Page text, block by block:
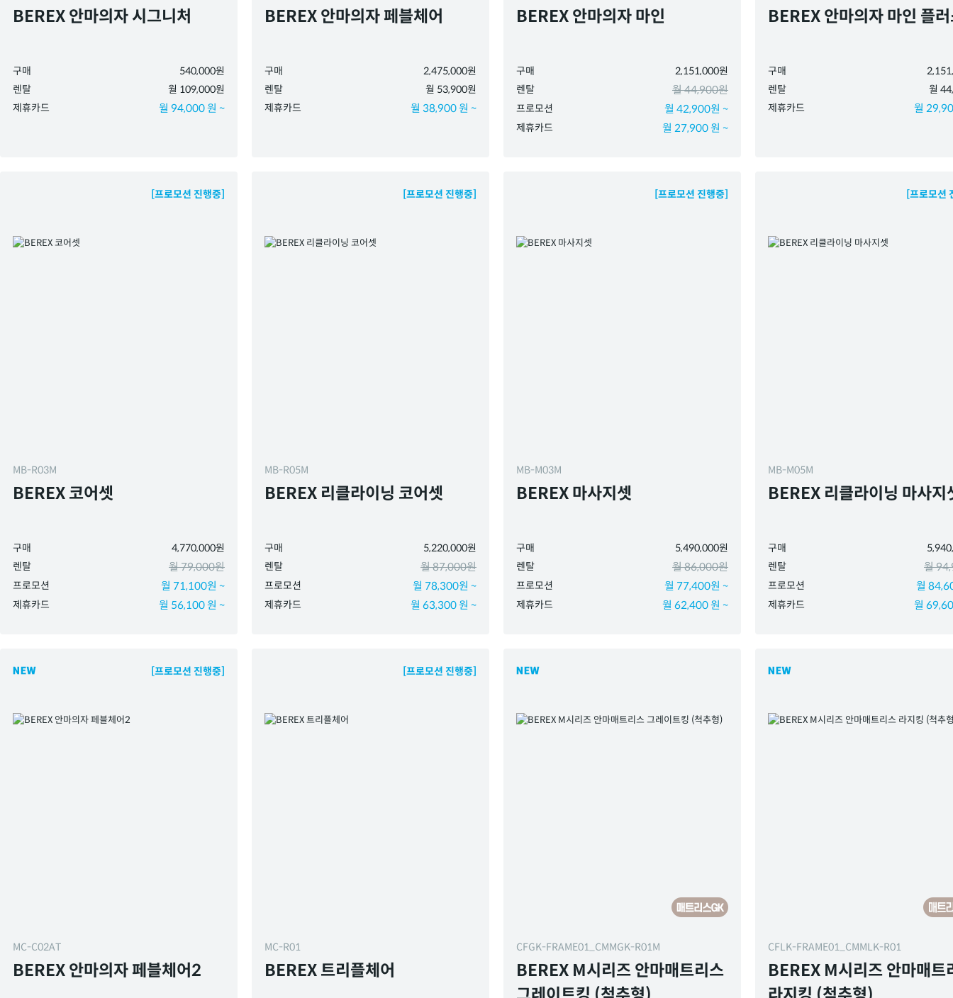
BEREX 안마의자 시그니처
구매
540,000원
렌탈
월 109,000원
제휴카드
월 94,000 원 ~
BEREX 안마의자 페블체어
구매
2,475,000원
렌탈
월 53,900원
제휴카드
월 38,900 원 ~
BEREX 안마의자 마인
구매
2,151,000원
렌탈
월 44,900원
프로모션 월 42,900원 ~
제휴카드 월 27,900 원 ~
BEREX 안마의자 마인 플
구매
렌탈
월
제휴카드
월
[프로모션 진행중]
MB-R03M
BEREX 코어셋
구매
4,770,000원
렌탈
월 79,000원
프로모션 월 71,100원 ~
제휴카드 월 56,100 원 ~
[프로모션 진행중]
MB-R05M
BEREX 리클라이닝 코어셋
구매
5,220,000원
렌탈
월 87,000원
프로모션 월 78,300원 ~
제휴카드 월 63,300 원 ~
[프로모션 진행중]
MB-M03M
BEREX 마사지셋
구매
5,490,000원
렌탈
월 86,000원
프로모션 월 77,400원 ~
제휴카드 월 62,400 원 ~
[프로모션
MB-M05M
BEREX 리클라이닝 마사지
구매
렌탈
월
프로모션 월
제휴카드 월
[프로모션 진행중]
MC-C02AT
BEREX 안마의자 페블체어2
[프로모션 진행중]
MC-R01
BEREX 트리플체어
CFGK-FRAME01_CMMGK-R01M
BEREX M시리즈 안마매트리스
CFLK-FRAME01_CMMLK-R01
BEREX M시리즈 안마매트